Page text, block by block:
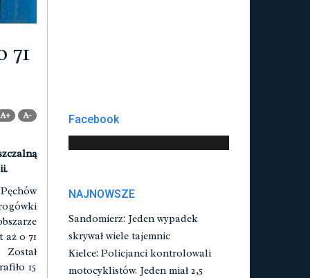
71
A+ A-
o 71
15
Facebook
NAJNOWSZE
Sandomierz: Jeden wypadek
skrywał wiele tajemnic
Kielce: Policjanci kontrolowali
motocyklistów. Jeden miał 2,5